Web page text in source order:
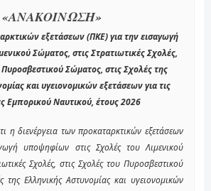
«ΑΝΑΚΟΙΝΩΣΗ»
εξετάσεων (ΠΚΕ) για την εισαγωγή
Σώματος, στις Στρατιωτικές Σχολές,
Σώματος, στις Σχολές της
και υγειονομικών εξετάσεων για τις
Εμπορικού Ναυτικού, έτους 2026
η διενέργεια των προκαταρκτικών εξετάσεων
υποψηφίων στις Σχολές του Λιμενικού
Σχολές, στις Σχολές του Πυροσβεστικού
της Ελληνικής Αστυνομίας και υγειονομικών